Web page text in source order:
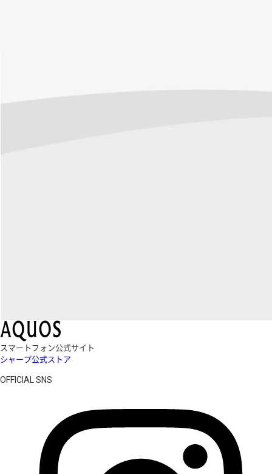
スマートフォン公式サイト
シャープ公式ストア
OFFICIAL SNS